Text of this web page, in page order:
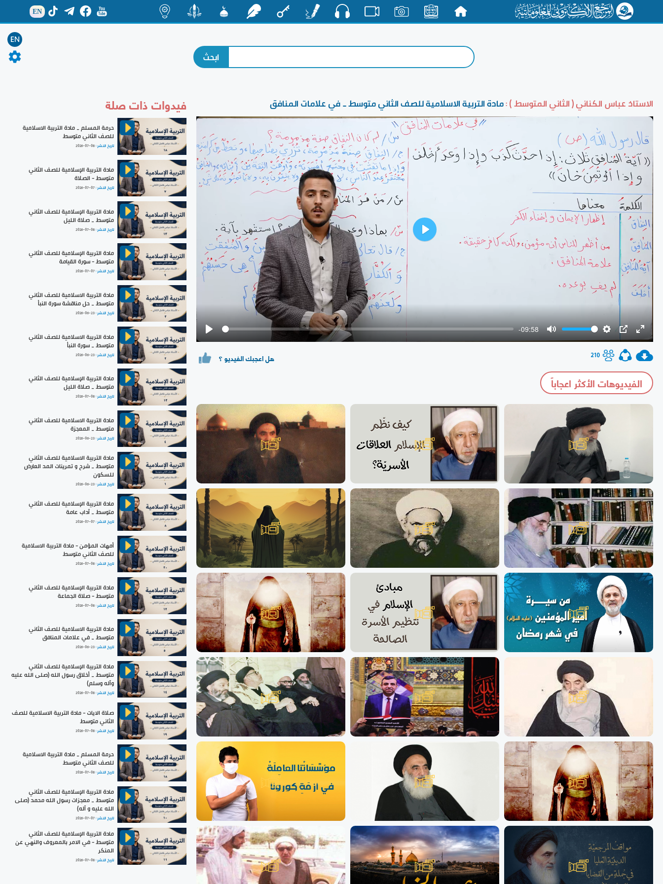
EN
EN
الاستاذ عباس الكناني ( الثاني المتوسط ) :مادة التربية الاسلامية للصف الثاني متوسط _ في علامات المنافق
Play
-09:58
Mute
Settings
PIP Enter
Play
210 هل اعجبك الفيديو ؟
الفيديوهات الأكثر اعجاباً
فيدوات ذات صلة
حرمة المسلم _ مادة التربية الاسلامية
للصف الثاني متوسط
تاريخ النشر :2026-07-08
مادة التربية الإسلامية للصف الثاني
متوسط - الصلاة
تاريخ النشر :2026-07-07
مادة التربية الإسلامية للصف الثاني
متوسط _ صلاة الليل
تاريخ النشر :2026-07-08
مادة التربية الإسلامية للصف الثاني
متوسط - سورة القيامة
تاريخ النشر :2026-07-07
مادة التربية الاسلامية للصف الثاني
متوسط _ حل مناقشة سورة النبأ
تاريخ النشر :2026-06-23
مادة التربية الاسلامية للصف الثاني
متوسط _ سورة النبأ
تاريخ النشر :2026-06-23
مادة التربية الإسلامية للصف الثاني
متوسط _ صلاة الليل
تاريخ النشر :2026-07-08
مادة التربية الاسلامية للصف الثاني
متوسط _ المعجزة
تاريخ النشر :2026-06-23
مادة التربية الاسلامية للصف الثاني
متوسط _ شرح و تمرينات المد العارض
للسكون
تاريخ النشر :2026-06-23
مادة التربية الإسلامية للصف الثاني
متوسط _ آداب عامة
تاريخ النشر :2026-07-07
أمهات المؤمن - مادة التربية الاسلامية
للصف الثاني متوسط
تاريخ النشر :2026-07-08
مادة التربية الإسلامية للصف الثاني
متوسط - صلاة الجماعة
تاريخ النشر :2026-07-08
مادة التربية الاسلامية للصف الثاني
متوسط _ في علامات المنافق
تاريخ النشر :2026-06-23
مادة التربية الإسلامية للصف الثاني
متوسط _ أخلاق رسول الله (صلى الله عليه
وآله وسلم)
تاريخ النشر :2026-07-08
صلاة الايات - مادة التربية الاسلامية للصف
الثاني متوسط
تاريخ النشر :2026-07-08
حرمة المسلم _ مادة التربية الاسلامية
للصف الثاني متوسط
تاريخ النشر :2026-07-08
مادة التربية الإسلامية للصف الثاني
متوسط _ معجزات رسول الله محمد (صلى
الله عليه و آله)
تاريخ النشر :2026-07-07
مادة التربية الإسلامية للصف الثاني
متوسط - في الامر بالمعروف والنهي عن
المنكر
تاريخ النشر :2026-07-08